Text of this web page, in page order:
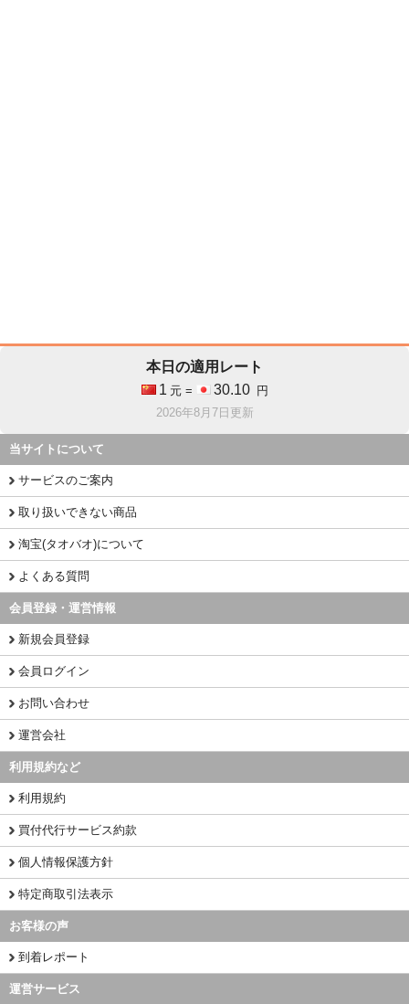
本日の適用レート
1 元 = 30.10
円
2026年8月7日更新
当サイトについて
サービスのご案内
取り扱いできない商品
淘宝(タオバオ)について
よくある質問
会員登録・運営情報
新規会員登録
会員ログイン
お問い合わせ
運営会社
利用規約など
利用規約
買付代行サービス約款
個人情報保護方針
特定商取引法表示
お客様の声
到着レポート
運営サービス